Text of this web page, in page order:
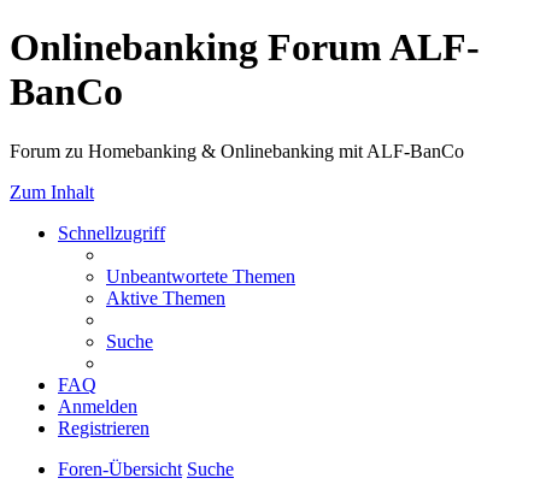
Onlinebanking Forum ALF-
BanCo
Forum zu Homebanking & Onlinebanking mit ALF-BanCo
Zum Inhalt
Schnellzugriff
Unbeantwortete Themen
Aktive Themen
Suche
FAQ
Anmelden
Registrieren
Foren-Übersicht Suche